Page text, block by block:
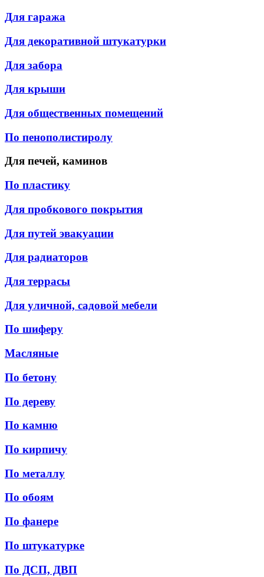
Для гаража
Для декоративной штукатурки
Для забора
Для крыши
Для общественных помещений
По пенополистиролу
Для печей, каминов
По пластику
Для пробкового покрытия
Для путей эвакуации
Для радиаторов
Для террасы
Для уличной, садовой мебели
По шиферу
Масляные
По бетону
По дереву
По камню
По кирпичу
По металлу
По обоям
По фанере
По штукатурке
По ДСП, ДВП